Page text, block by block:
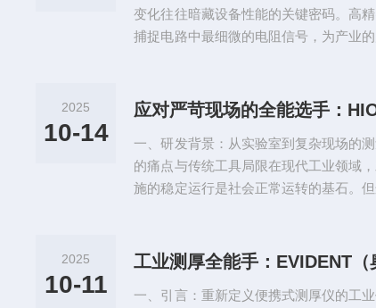
变化往往暗藏设备性能的关键密码。高
捕捉电路中最细微的电阻信号，为产业
程，实现纳欧级电阻的精准量化。为应
2025
10-14
一、研发背景：从实验室到复杂现场的
的痛点与传统工具局限在现代工业领域
施的稳定运行是社会正常运转的基石。
现故障隐患，需要对多个电气参数进行
见的示波器来说，它主要是为实验室...
2025
10-11
一、引言：重新定义便携式测厚仪的工